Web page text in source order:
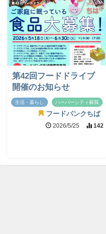
第42回フードドライブ
開催のお知らせ
生活・暮らし ハーバーシティ蘇我
フードバンクちば
2026/5/25 142